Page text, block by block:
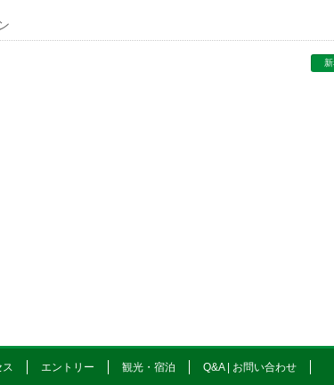
ス エントリー 観光・宿泊 Q&A | お問い合わせ